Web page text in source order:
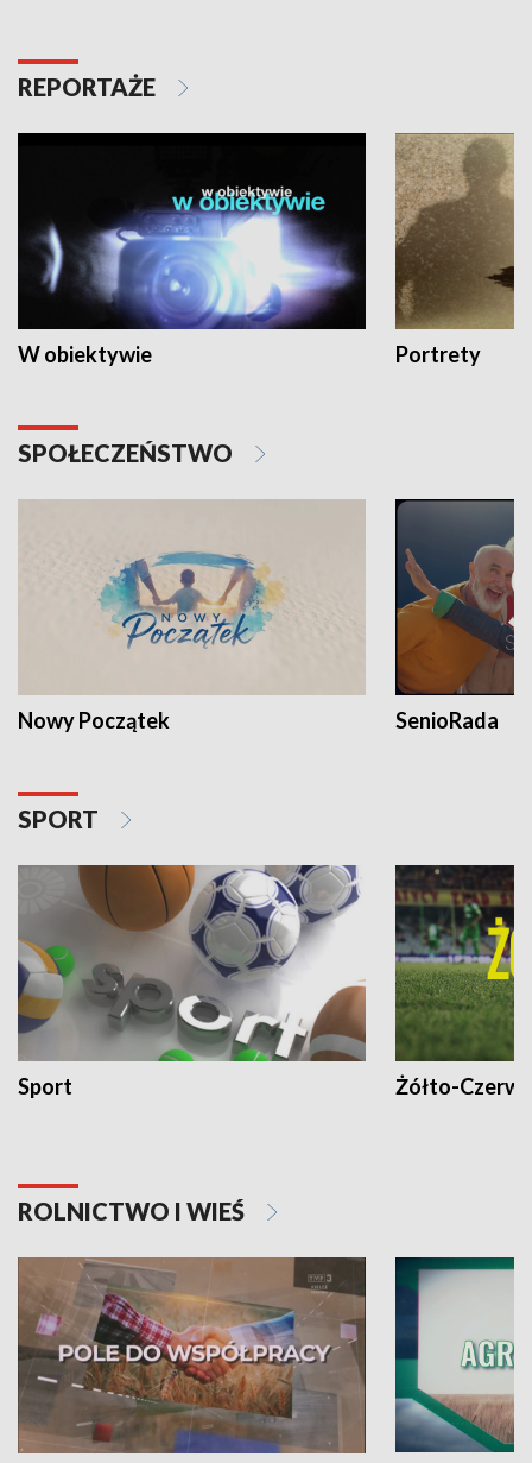
REPORTAŻE
W obiektywie Portrety
SPOŁECZEŃSTWO
Nowy Początek SenioRada
SPORT
Sport Żółto-
ROLNICTWO I WIEŚ